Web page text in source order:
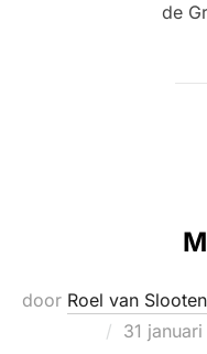
de
door Roel van Slooten
Geplaatst
31